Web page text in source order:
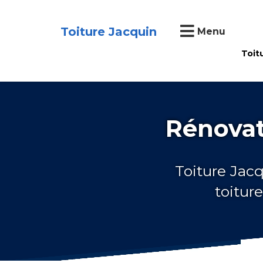
Toiture Jacquin Menu
Toiture